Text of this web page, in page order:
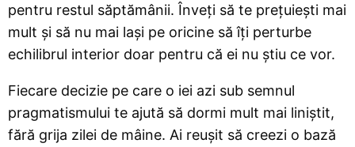
pentru restul săptămânii. Înveți să te prețuiești mai
mult și să nu mai lași pe oricine să îți perturbe
echilibrul interior doar pentru că ei nu știu ce vor.
Fiecare decizie pe care o iei azi sub semnul
pragmatismului te ajută să dormi mult mai liniștit,
fără grija zilei de mâine. Ai reușit să creezi o bază